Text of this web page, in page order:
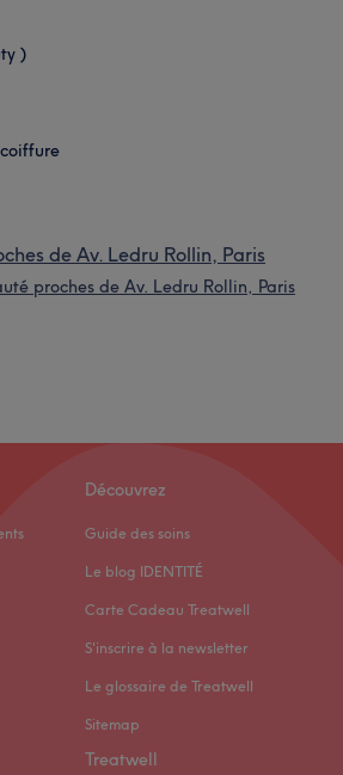
)
de Av. Ledru Rollin, Paris
proches de Av. Ledru Rollin, Paris
Découvrez
Guide des soins
Le blog IDENTITÉ
Carte Cadeau Treatwell
S'inscrire à la newsletter
Le glossaire de Treatwell
Sitemap
Treatwell